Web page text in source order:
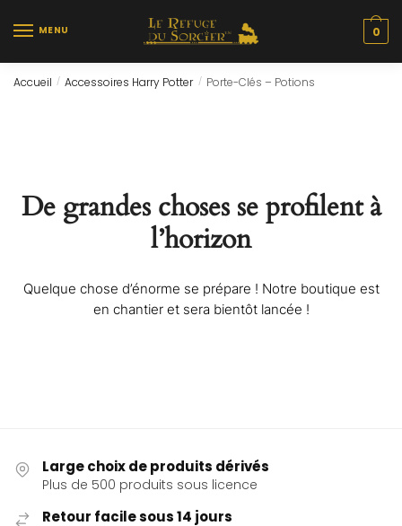
MENU 0
Accueil / Accessoires Harry Potter / Porte-Clés – Potions
De grandes choses se profilent à
l’horizon
Quelque chose d’énorme se prépare ! Notre boutique est
en chantier et sera bientôt lancée !
Large choix de produits dérivés
Plus de 500 produits sous licence
Retour facile sous 14 jours